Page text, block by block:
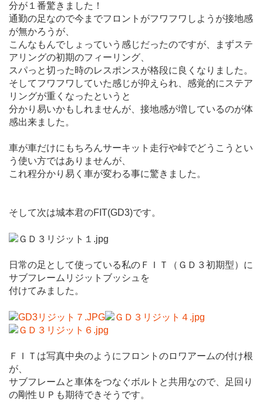
分が１番驚きました！
通勤の足なので今までフロントがフワフワしようが接地感
が無かろうが、
こんなもんでしょっていう感じだったのですが、まずステ
アリングの初期のフィーリング、
スパっと切った時のレスポンスが格段に良くなりました。
そしてフワフワしていた感じが抑えられ、感覚的にステア
リングが重くなったというと
分かり易いかもしれませんが、接地感が増しているのが体
感出来ました。
車が車だけにもちろんサーキット走行や峠でどうこうとい
う使い方ではありませんが、
これ程分かり易く車が変わる事に驚きました。
そして次は城本君のFIT(GD3)です。
日常の足として使っている私のＦＩＴ（ＧＤ３初期型）に
サブフレームリジットブッシュを
付けてみました。
ＦＩＴは写真中央のようにフロントのロワアームの付け根
が、
サブフレームと車体をつなぐボルトと共用なので、足回り
の剛性ＵＰも期待できそうです。